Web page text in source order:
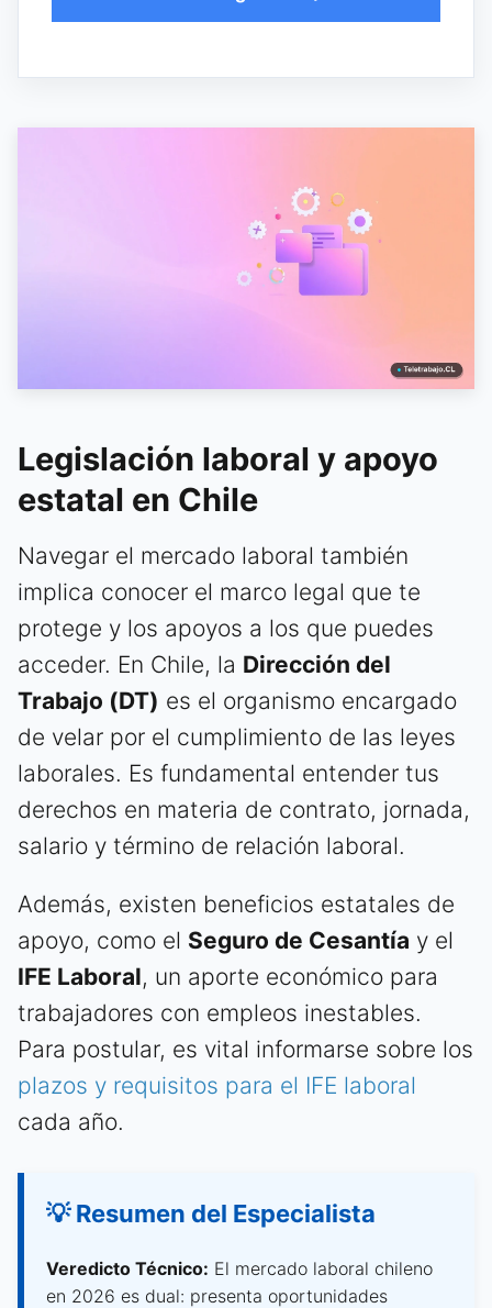
Legislación laboral y apoyo
estatal en Chile
Navegar el mercado laboral también
implica conocer el marco legal que te
protege y los apoyos a los que puedes
acceder. En Chile, la Dirección del
Trabajo (DT) es el organismo encargado
de velar por el cumplimiento de las leyes
laborales. Es fundamental entender tus
derechos en materia de contrato, jornada,
salario y término de relación laboral.
Además, existen beneficios estatales de
apoyo, como el Seguro de Cesantía y el
IFE Laboral, un aporte económico para
trabajadores con empleos inestables.
Para postular, es vital informarse sobre los
plazos y requisitos para el IFE laboral
cada año.
💡 Resumen del Especialista
Veredicto Técnico: El mercado laboral chileno
en 2026 es dual: presenta oportunidades